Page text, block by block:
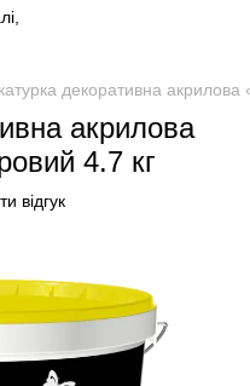
декоративна акрилова
акрилова
4.7 кг
відгук